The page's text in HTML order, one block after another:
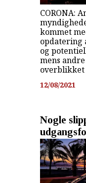
CORONA:
kommet
opdatering
og
mens
overblikket
12/08/2021
Nogle